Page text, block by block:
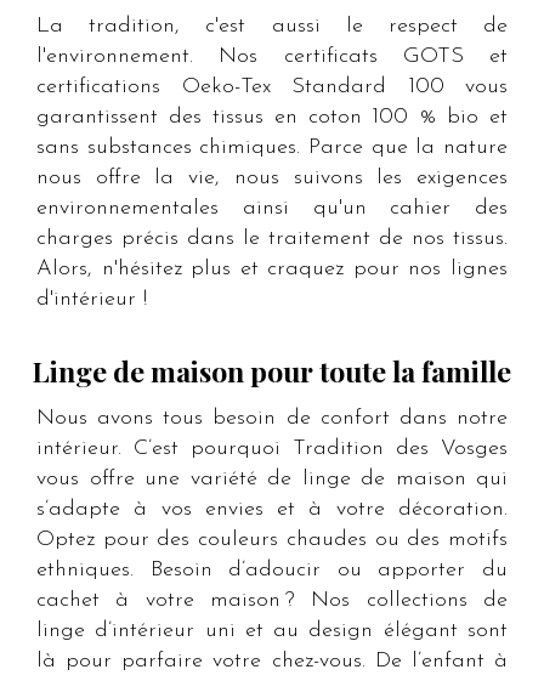
La tradition, c'est aussi le respect de
l'environnement. Nos certificats GOTS et
certifications Oeko-Tex Standard 100 vous
garantissent des tissus en coton 100 % bio et
sans substances chimiques. Parce que la nature
nous offre la vie, nous suivons les exigences
environnementales ainsi qu'un cahier des
charges précis dans le traitement de nos tissus.
Alors, n'hésitez plus et craquez pour nos lignes
d'intérieur !
Linge de maison pour toute la famille
Nous avons tous besoin de confort dans notre
intérieur. C’est pourquoi Tradition des Vosges
vous offre une variété de linge de maison qui
s’adapte à vos envies et à votre décoration.
Optez pour des couleurs chaudes ou des motifs
ethniques. Besoin d’adoucir ou apporter du
cachet à votre maison ? Nos collections de
linge d’intérieur uni et au design élégant sont
là pour parfaire votre chez-vous. De l’enfant à